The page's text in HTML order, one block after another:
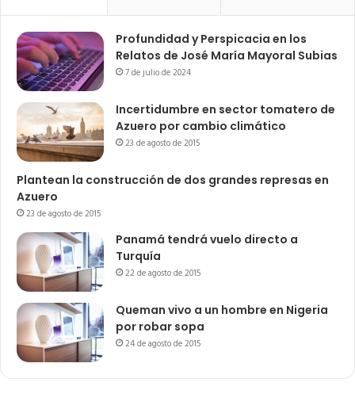
Profundidad y Perspicacia en los
Relatos de José María Mayoral Subias
7 de julio de 2024
Incertidumbre en sector tomatero de
Azuero por cambio climático
23 de agosto de 2015
Plantean la construcción de dos grandes represas en
Azuero
23 de agosto de 2015
Panamá tendrá vuelo directo a
Turquía
22 de agosto de 2015
Queman vivo a un hombre en Nigeria
por robar sopa
24 de agosto de 2015